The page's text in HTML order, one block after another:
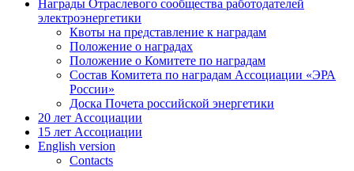
Награды Отраслевого сообщества работодателей
электроэнергетики
Квоты на представление к наградам
Положение о наградах
Положение о Комитете по наградам
Состав Комитета по наградам Ассоциации «ЭРА
России»
Доска Почета российской энергетики
20 лет Ассоциации
15 лет Ассоциации
English version
Contacts